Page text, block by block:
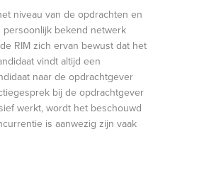
niveau van de opdrachten en
persoonlijk bekend netwerk
RIM zich ervan bewust dat het
vindt altijd een
naar de opdrachtgever
bij de opdrachtgever
werkt, wordt het beschouwd
is aanwezig zijn vaak